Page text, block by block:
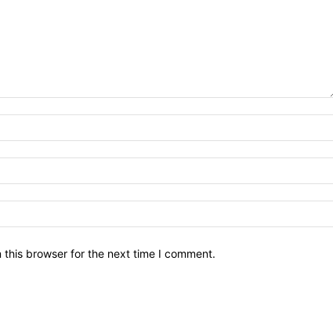
browser for the next time I comment.